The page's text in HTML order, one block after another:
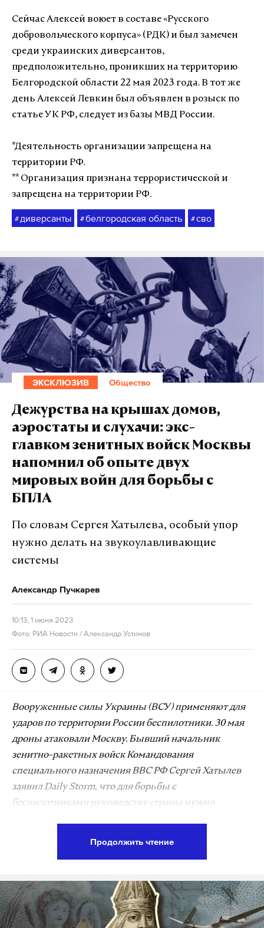
Сейчас Алексей воюет в составе «Русского
добровольческого корпуса» (РДК) и был замечен
среди украинских диверсантов,
предположительно, проникших на территорию
Белгородской области 22 мая 2023 года. В тот же
день Алексей Левкин был объявлен в розыск по
статье УК РФ, следует из базы МВД России.
*Деятельность организации запрещена на
территории РФ.
** Организация признана террористической и
запрещена на территории РФ.
# диверсанты #белгородская область #сво
ЭКСКЛЮЗИВ Общество
Дежурства на крышах домов,
аэростаты и слухачи: экс-
главком зенитных войск Москвы
напомнил об опыте двух
мировых войн для борьбы с
БПЛА
По словам Сергея Хатылева, особый упор
нужно делать на звукоулавливающие
системы
Александр Пучкарев
10:13, 1 июня 2023
Фото: РИА Новости / Александр Устинов
Вооруженные силы Украины (ВСУ) применяют для
ударов по территории России беспилотники. 30 мая
дроны атаковали Москву. Бывший начальник
зенитно-ракетных войск Командования
специального назначения ВВС РФ Сергей Хатылев
заявил Daily Storm, что для борьбы с
беспилотниками руководству страны нужно
заменяли слухачи.
«Я об этом начал говорить еще где-то год назад. О
Продолжить чтение